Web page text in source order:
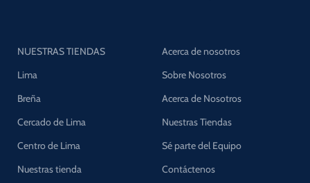
NUESTRAS TIENDAS
Lima
Breña
Cercado de Lima
Centro de Lima
Nuestras tienda
Acerca de nosotros
Sobre Nosotros
Acerca de Nosotros
Nuestras Tiendas
Sé parte del Equipo
Contáctenos